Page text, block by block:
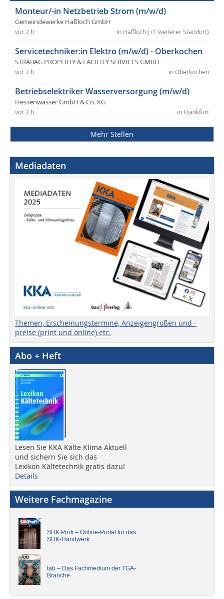
Monteur/-in Netzbetrieb Strom (m/w/d)
Gemeindewerke Haßloch GmbH
in Haßloch (+1 weiterer Standort)
vor 2 h
Servicetechniker:in Elektro (m/w/d) - Oberkochen
STRABAG PROPERTY & FACILITY SERVICES GMBH
in Oberkochen
vor 2 h
Betriebselektriker Wasserversorgung (m/w/d)
Hessenwasser GmbH & Co. KG
in Frankfurt
vor 2 h
Mehr Stellen
Mediadaten
Themen, Erscheinungstermine, Anzeigengrößen und -
preise (print und online) etc.
Abo + Heft
Lesen Sie KKA Kälte Klima Aktuell
und sichern Sie sich das
Lexikon Kältetechnik gratis dazu!
Details
Weitere Fachmagazine
SHK Profi – Online-Portal für das
SHK-Handwerk
tab – Das Fachmedium der TGA-
Branche